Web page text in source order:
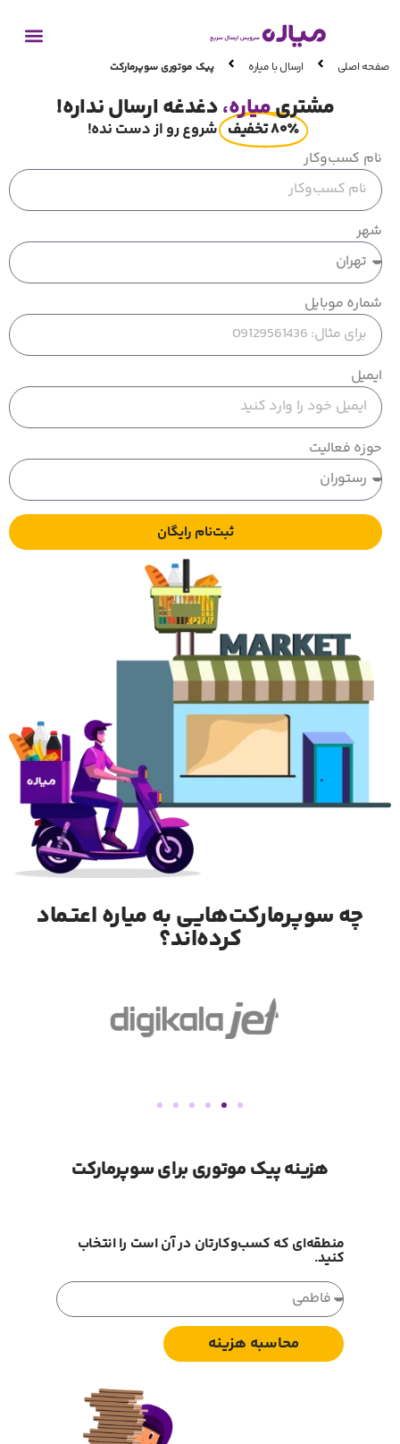
صفحه اصلی ارسال با میاره پیک موتوری سوپرمارکت
مشتریمیاره،دغدغه ارسال نداره!
۸۰٪ تخفیف ‍‍‍‍ ‍ شروع رو از دست نده!
نام کسب‌وکار
شهر
شماره موبایل
ایمیل
حوزه فعالیت
ثبت‌نام رایگان
چه سوپرمارکت‌هایی به میاره اعتـماد
کرده‌اند؟
هزینه پیک موتوری برای سوپرمارکت
منطقه‌ای که کسب‌و‌کارتان در آن است را انتخاب
کنید.
محاسبه هزینه